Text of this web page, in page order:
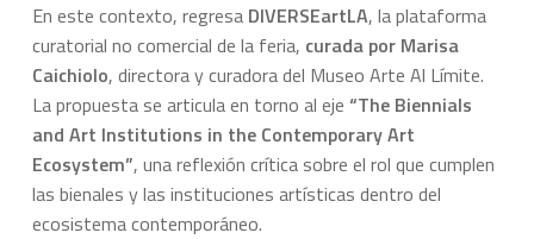
En este contexto, regresa DIVERSEartLA, la plataforma
curatorial no comercial de la feria, curada por Marisa
Caichiolo, directora y curadora del Museo Arte Al Límite.
La propuesta se articula en torno al eje “The Biennials
and Art Institutions in the Contemporary Art
Ecosystem”, una reflexión crítica sobre el rol que cumplen
las bienales y las instituciones artísticas dentro del
ecosistema contemporáneo.